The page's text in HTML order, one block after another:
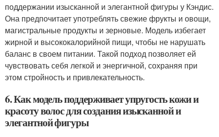
поддержании изысканной и элегантной фигуры у Кэндис.
Она предпочитает употреблять свежие фрукты и овощи,
магистральные продукты и зерновые. Модель избегает
жирной и высококалорийной пищи, чтобы не нарушать
баланс в своем питании. Такой подход позволяет ей
чувствовать себя легкой и энергичной, сохраняя при
этом стройность и привлекательность.
6. Как модель поддерживает упругость кожи и
красоту волос для создания изысканной и
элегантной фигуры